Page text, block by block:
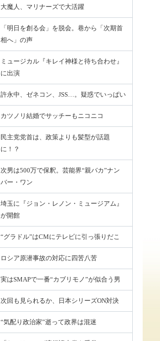
大魔人、マリナーズで大活躍
「明日を創る会」を脱会。巷から「次期首
相へ」の声
ミュージカル『キレイ神様と待ち合わせ』
に出演
許永中、ゼネコン、JSS…。疑惑でいっぱい
カツノリ結婚でサッチーもニコニコ
民主党党首は、政策よりも髪型が話題
に！？
次男は500万で保釈。芸能界“親バカ”ナン
バー・ワン
埼玉に『ジョン・レノン・ミュージアム』
が開館
“グラドル”はCMにテレビに引っ張りだこ
ロシア原潜事故の対応に四苦八苦
実はSMAPで一番“カブリモノ”が似合う男
次回も見られるか、日本シリーズON対決
“気配り政治家”逝って政界は混迷